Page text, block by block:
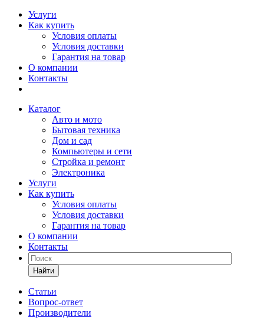
Услуги
Как купить
Условия оплаты
Условия доставки
Гарантия на товар
О компании
Контакты
Каталог
Авто и мото
Бытовая техника
Дом и сад
Компьютеры и сети
Стройка и ремонт
Электроника
Услуги
Как купить
Условия оплаты
Условия доставки
Гарантия на товар
О компании
Контакты
Найти
Статьи
Вопрос-ответ
Производители